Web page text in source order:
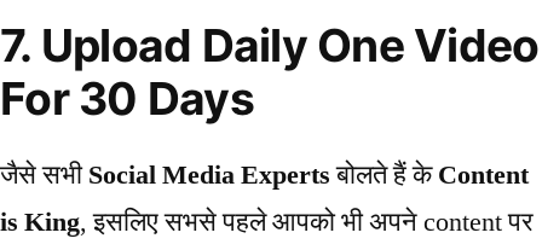
7. Upload Daily One Video
For 30 Days
जैसे सभीSocial Media Expertsबोलते हैं केContent
is King, इसलिए सभसे पहले आपको भी अपने content पर